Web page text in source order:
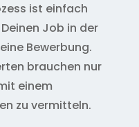
ist einfach
Job in der
Bewerbung.
brauchen nur
einem
zu vermitteln.